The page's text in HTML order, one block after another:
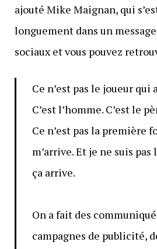
ajouté Mike Maignan, qui
longuement dans un
sociaux et vous pouvez
Ce n’est pas le joueur qui
C’est l’homme. C’est le
Ce n’est pas la première
m’arrive. Et je ne suis
ça arrive.
On a fait des
campagnes de publicité,